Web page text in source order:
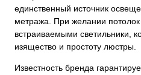
единственный источник
метража. При желании
встраиваемыми светильники,
изящество и простоту люстры.
Известность бренда